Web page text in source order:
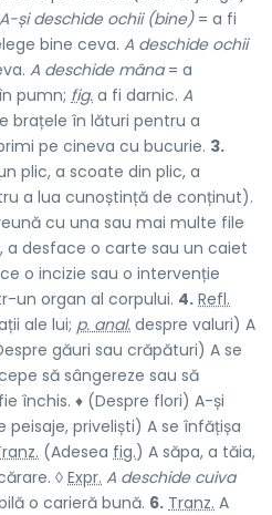
A-și deschide ochii (bine)= a fi
bine ceva. A deschide ochii
A deschide mâna= a
pumn; fig. a fi darnic. A
brațele în lături pentru a
pe cineva cu bucurie. 3.
plic, a scoate din plic, a
a lua cunoștință de conținut).
cu una sau mai multe file
a desface o carte sau un caiet
o incizie sau o intervenție
un organ al corpului. 4. Refl.
ale lui; p. anal. despre valuri) A
găuri sau crăpături) A se
să sângereze sau să
închis. ♦ (Despre flori) A-și
peisaje, priveliști) A se înfățișa
(Adesea fig.) A săpa, a tăia,
◊ Expr. A deschide cuiva
o carieră bună. 6. Tranz. A